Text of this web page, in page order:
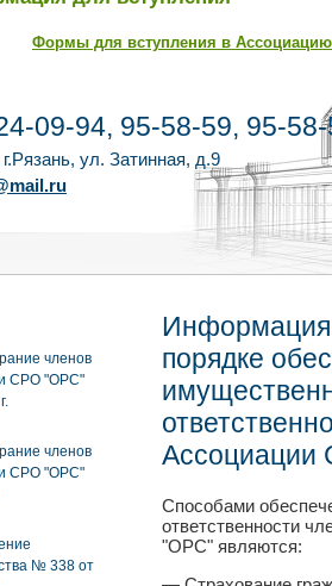
Формы для вступления в Ассоциацию
09-94, 95-58-59, 95-
ул. Затинная, д.9
членов
СРО "ОРС"
членов
СРО "ОРС"
№ 338 от
Информация
порядке
Способами
ответственности
"ОРС" являются: